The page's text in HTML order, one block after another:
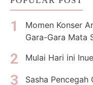
Momen Konser
Gara-Gara Mata
Mulai Hari ini
Sasha